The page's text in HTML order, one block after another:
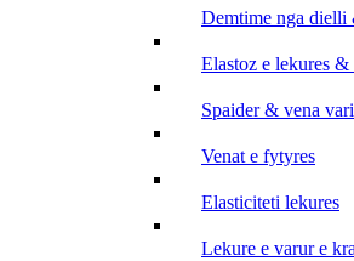
demtime nga
elastoz e lekures
spaider & vena
venat e fytyres
elasticiteti lekures
lekure e varur e